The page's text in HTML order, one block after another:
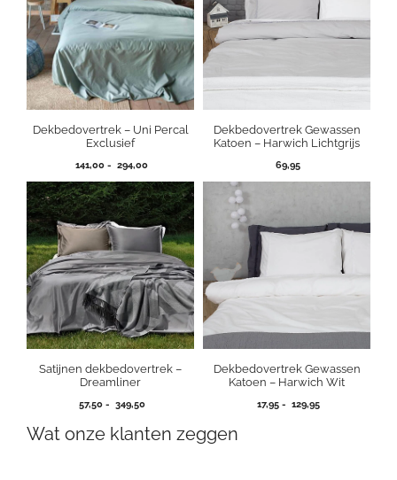
Dekbedovertrek – Uni Percal
Exclusief
141,00 - 294,00Prijsklasse:
tot
294,00
Dekbedovertrek Gewassen
Katoen – Harwich Lichtgrijs
69,95
Satijnen dekbedovertrek –
Dreamliner
57,50 - 349,50Prijsklasse:
tot
Dekbedovertrek Gewassen
Katoen – Harwich Wit
17,95 - 129,95Prijsklasse:
Wat onze klanten zeggen